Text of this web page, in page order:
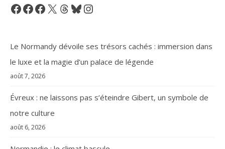
Facebook
Facebook
Facebook
X Threads
BlueskyInstagram
Le Normandy dévoile ses trésors cachés : immersion dans
le luxe et la magie d’un palace de légende
août 7, 2026
Évreux : ne laissons pas s’éteindre Gibert, un symbole de
notre culture
août 6, 2026